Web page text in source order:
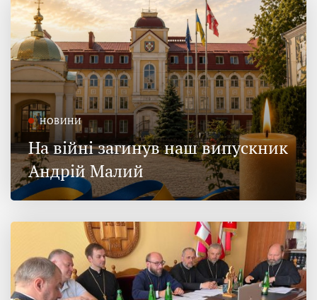
НОВИНИ
На війні загинув наш випускник
Андрій Малий